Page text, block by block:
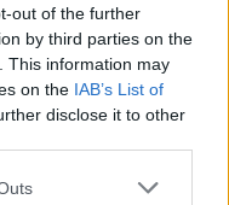
out of the further
by third parties on the
This information may
on the IAB’s List of
disclose it to other
one or more Google
χειρουργείο στο
κλινική.
στους συγγενείς
19 του
11 η ώρα είναι